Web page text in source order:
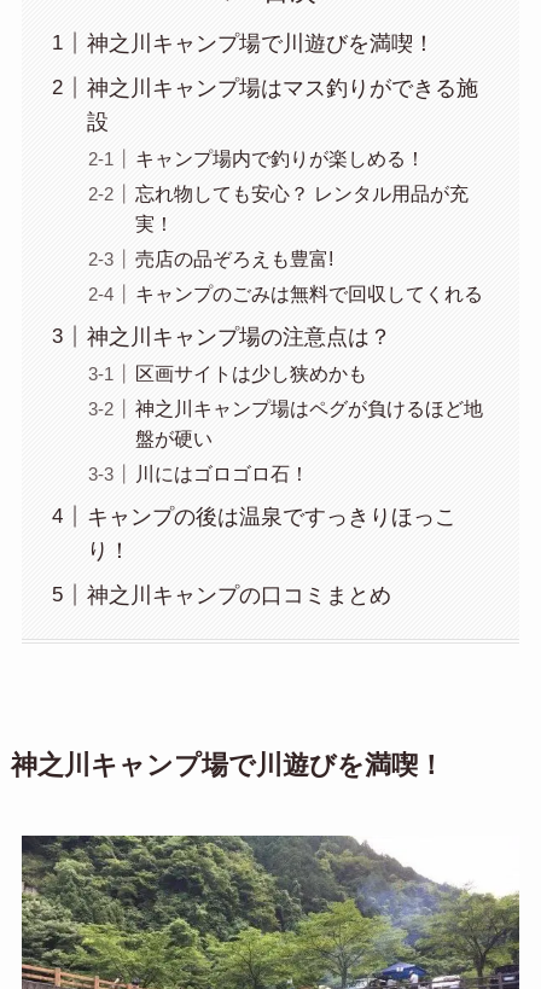
神之川キャンプ場で川遊びを満喫！
神之川キャンプ場はマス釣りができる施
設
キャンプ場内で釣りが楽しめる！
忘れ物しても安心？ レンタル用品が充
実！
売店の品ぞろえも豊富!
キャンプのごみは無料で回収してくれる
神之川キャンプ場の注意点は？
区画サイトは少し狭めかも
神之川キャンプ場はペグが負けるほど地
盤が硬い
川にはゴロゴロ石！
キャンプの後は温泉ですっきりほっこ
り！
神之川キャンプの口コミまとめ
神之川キャンプ場で川遊びを満喫！